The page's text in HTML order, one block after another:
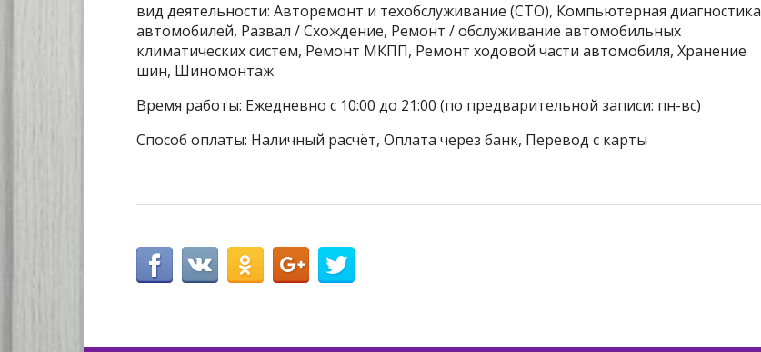
вид деятельности: Авторемонт и техобслуживание (СТО), Компьютерная диагностика
автомобилей, Развал / Схождение, Ремонт / обслуживание автомобильных
климатических систем, Ремонт МКПП, Ремонт ходовой части автомобиля, Хранение
шин, Шиномонтаж
Время работы: Ежедневно с 10:00 до 21:00 (по предварительной записи: пн-вс)
Способ оплаты: Наличный расчёт, Оплата через банк, Перевод с карты